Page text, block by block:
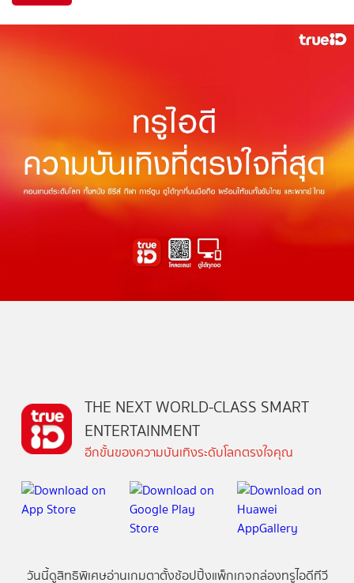
THE NEXT WORLD-CLASS SMART
ENTERTAINMENT
อีกขั้นของความบันเทิงระดับโลกตรงใจคุณ
วันนี้ดูสิทธิพิเศษอ่านเกมตาตั้งช้อปปิ้งแพ็กเกจกล่องทรูไอดีทีวี